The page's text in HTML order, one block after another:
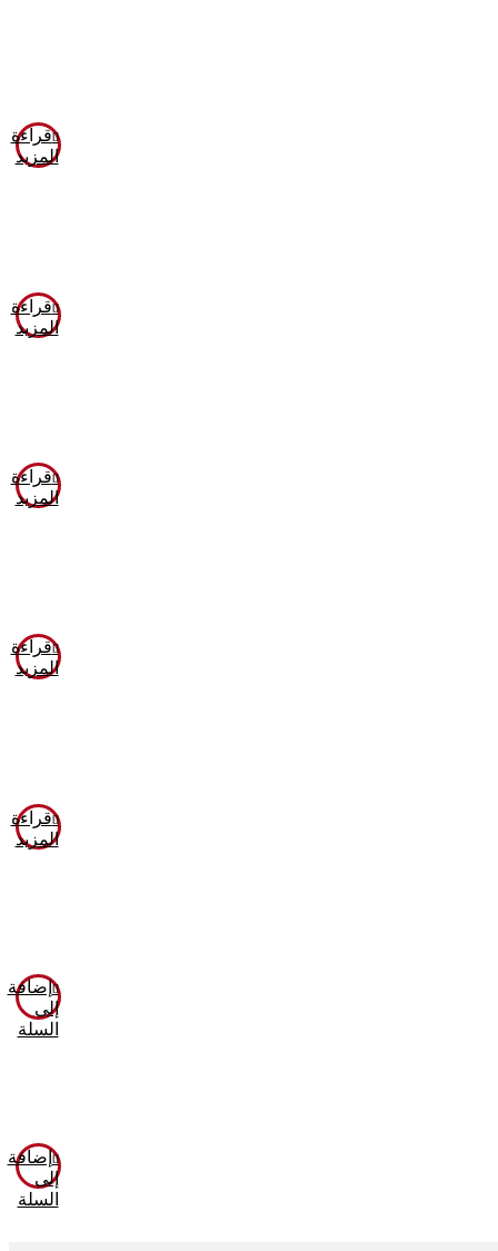
قراءة
المزيد
قراءة
المزيد
قراءة
المزيد
قراءة
المزيد
قراءة
المزيد
إضافة
إلى
السلة
إضافة
إلى
السلة